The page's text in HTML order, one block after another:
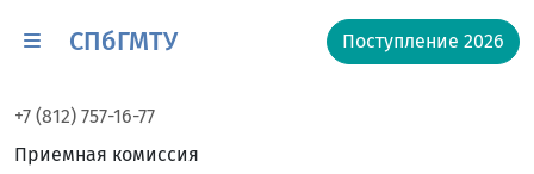
СПбГМТУ Поступление 2026
+7 (812) 757-16-77
Приемная комиссия